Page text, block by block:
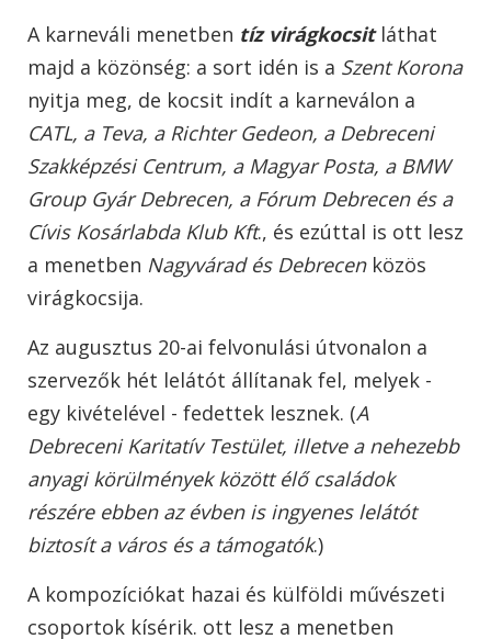
A karneváli menetben tíz virágkocsitláthat
majd a közönség: a sort idén is a Szent Korona
nyitja meg, de kocsit indít a karneválon a
CATL, a Teva, a Richter Gedeon, a Debreceni
Szakképzési Centrum, a Magyar Posta, a BMW
Group Gyár Debrecen, a Fórum Debrecen és a
Cívis Kosárlabda Klub Kft., és ezúttal is ott lesz
a menetben Nagyvárad és Debrecenközös
virágkocsija.
Az augusztus 20-ai felvonulási útvonalon a
szervezők hét lelátót állítanak fel, melyek -
egy kivételével - fedettek lesznek. (A
Debreceni Karitatív Testület, illetve a nehezebb
anyagi körülmények között élő családok
részére ebben az évben is ingyenes lelátót
biztosít a város és a támogatók.)
A kompozíciókat hazai és külföldi művészeti
csoportok kísérik. ott lesz a menetben